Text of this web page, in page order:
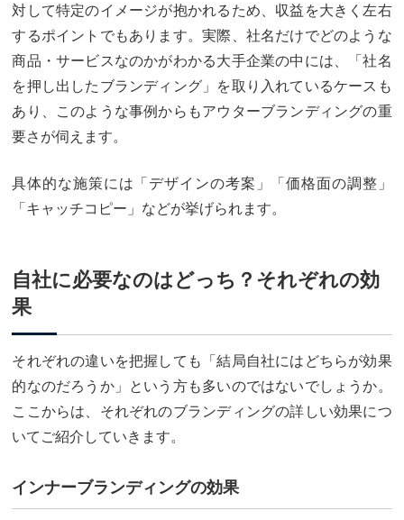
対して特定のイメージが抱かれるため、収益を大きく左右
するポイントでもあります。実際、社名だけでどのような
商品・サービスなのかがわかる大手企業の中には、「社名
を押し出したブランディング」を取り入れているケースも
あり、このような事例からもアウターブランディングの重
要さが伺えます。
具体的な施策には「デザインの考案」「価格面の調整」
「キャッチコピー」などが挙げられます。
自社に必要なのはどっち？それぞれの効
果
それぞれの違いを把握しても「結局自社にはどちらが効果
的なのだろうか」という方も多いのではないでしょうか。
ここからは、それぞれのブランディングの詳しい効果につ
いてご紹介していきます。
インナーブランディングの効果